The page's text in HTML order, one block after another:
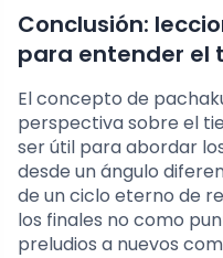
Conclusión:
para entender el
El concepto de
perspectiva sobre el
ser útil para abordar
desde un ángulo
de un ciclo eterno de
los finales no como
preludios a nuevos